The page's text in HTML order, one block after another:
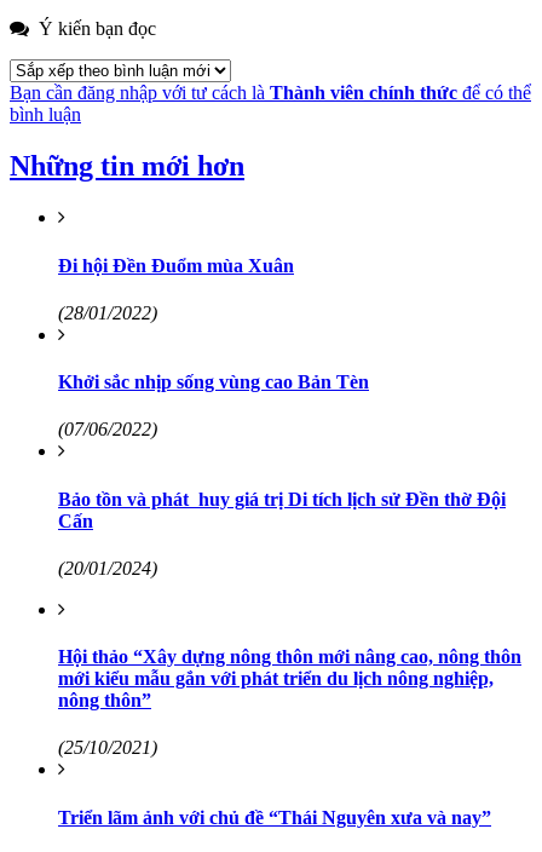
Ý kiến bạn đọc
Bạn cần đăng nhập với tư cách là Thành viên chính thức để có thể
bình luận
Những tin mới hơn
Đi hội Đền Đuổm mùa Xuân
(28/01/2022)
Khởi sắc nhịp sống vùng cao Bản Tèn
(07/06/2022)
Bảo tồn và phát huy giá trị Di tích lịch sử Đền thờ Đội
Cấn
(20/01/2024)
Hội thảo “Xây dựng nông thôn mới nâng cao, nông thôn
mới kiểu mẫu gắn với phát triển du lịch nông nghiệp,
nông thôn”
(25/10/2021)
Triển lãm ảnh với chủ đề “Thái Nguyên xưa và nay”